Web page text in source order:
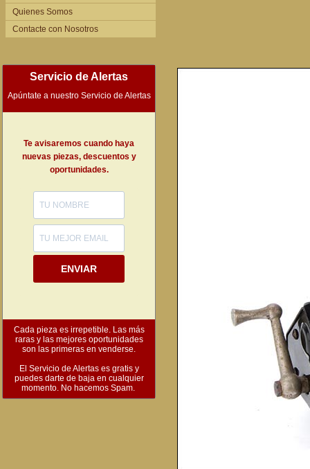
Quienes Somos
Contacte con Nosotros
Servicio de Alertas
Apúntate a nuestro Servicio de Alertas
Te avisaremos cuando haya
nuevas piezas, descuentos y
oportunidades.
ENVIAR
Cada pieza es irrepetible. Las más
raras y las mejores oportunidades
son las primeras en venderse.
El Servicio de Alertas es gratis y
puedes darte de baja en cualquier
momento. No hacemos Spam.